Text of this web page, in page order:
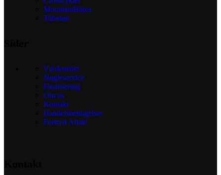
MountainBikes
Tilbehør
Værkstedet
Nøgleservice
Finansering
Om os
Kontakt
Handelsbetingelser
Fortryd Aftale